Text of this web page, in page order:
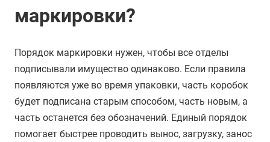
маркировки?
Порядок маркировки нужен, чтобы все отделы
подписывали имущество одинаково. Если правила
появляются уже во время упаковки, часть коробок
будет подписана старым способом, часть новым, а
часть останется без обозначений. Единый порядок
помогает быстрее проводить вынос, загрузку, занос